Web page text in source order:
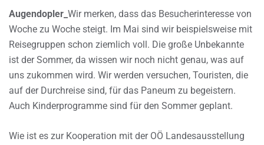
Augendopler_ Wir merken, dass das Besucherinteresse von
Woche zu Woche steigt. Im Mai sind wir beispielsweise mit
Reisegruppen schon ziemlich voll. Die große Unbekannte
ist der Sommer, da wissen wir noch nicht genau, was auf
uns zukommen wird. Wir werden versuchen, Touristen, die
auf der Durchreise sind, für das Paneum zu begeistern.
Auch Kinderprogramme sind für den Sommer geplant.
Wie ist es zur Kooperation mit der OÖ Landesausstellung